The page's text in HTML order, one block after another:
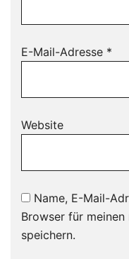
E-Mail-Adresse *
Website
Name, E-Mail-
Browser für
speichern.